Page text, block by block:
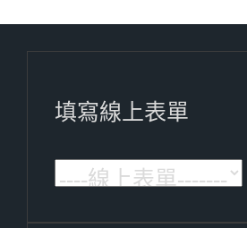
填寫線上表單